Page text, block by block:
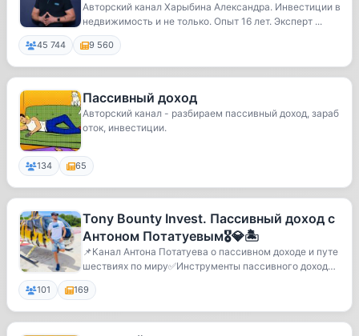
пассивный доход от аренды квартир.
Авторский канал Харыбина Александра. Инвестиции в
недвижимость и не только. Опыт 16 лет. Эксперт ...
45 744 9 560
Пассивный доход
Авторский канал - разбираем пассивный доход, зараб
оток, инвестиции.
134 65
Tony Bounty Invest. Пассивный доход с
Антоном Потатуевым🎖💎🏝
📌Канал Антона Потатуева о пассивном доходе и путе
шествиях по миру✅️Инструменты пассивного дохода
...
101 169